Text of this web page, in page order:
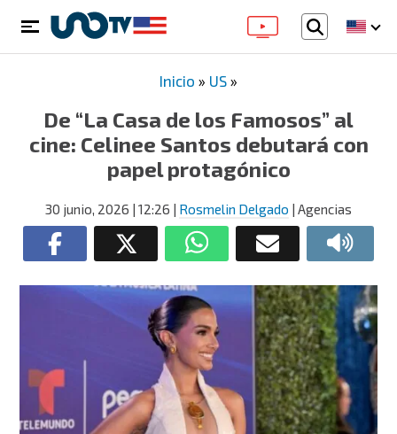
Inicio » US »
De “La Casa de los Famosos” al
cine: Celinee Santos debutará con
papel protagónico
30 junio, 2026 | 12:26 | Rosmelin Delgado | Agencias